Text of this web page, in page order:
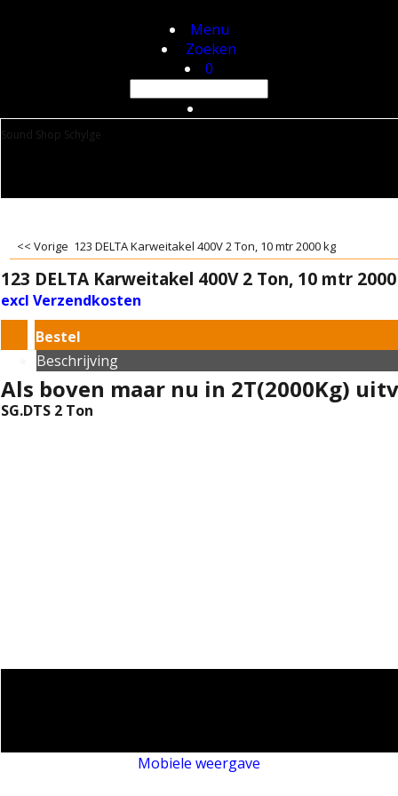
Menu
Zoeken
0
Sound Shop Schylge
<< Vorige 123 DELTA Karweitakel 400V 2 Ton, 10 mtr 2000 kg
123 DELTA Karweitakel 400V 2 Ton, 10 mtr
excl Verzendkosten
Bestel
Beschrijving
Als boven maar nu in 2T(2000Kg)
SG.DTS 2 Ton
Mobiele weergave